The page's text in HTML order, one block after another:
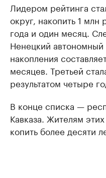
Лидером рейтинга
округ, накопить 1
года и один месяц.
Ненецкий
накопления
месяцев. Третьей
результатом четыре
В конце списка —
Кавказа. Жителям
копить более десяти